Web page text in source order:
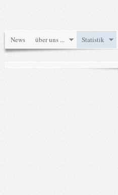
News über uns ... Statistik